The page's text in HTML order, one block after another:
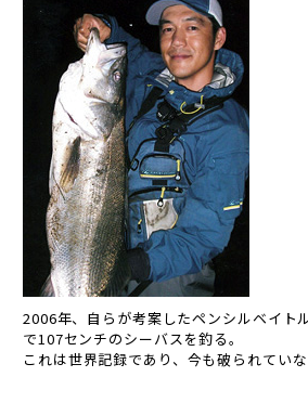
2006年、自らが考案したペンシルベイト
で107センチのシーバスを釣る。
これは世界記録であり、今も破られていな